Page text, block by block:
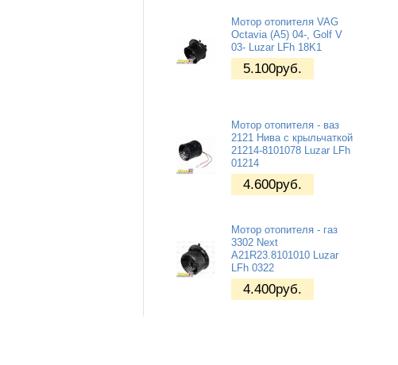
Мотор отопителя VAG
Octavia (A5) 04-, Golf V
03- Luzar LFh 18K1
5.100руб.
Мотор отопителя - ваз
2121 Нива с крыльчаткой
21214-8101078 Luzar LFh
01214
4.600руб.
Мотор отопителя - газ
3302 Next
A21R23.8101010 Luzar
LFh 0322
4.400руб.